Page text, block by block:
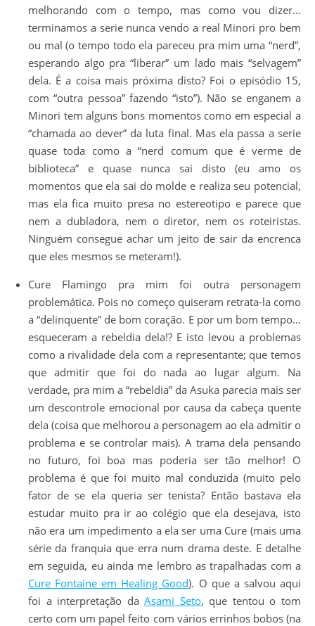
melhorando com o tempo, mas como vou dizer…
terminamos a serie nunca vendo a real Minori pro bem
ou mal (o tempo todo ela pareceu pra mim uma “nerd”,
esperando algo pra “liberar” um lado mais “selvagem”
dela. É a coisa mais próxima disto? Foi o episódio 15,
com “outra pessoa” fazendo “isto”). Não se enganem a
Minori tem alguns bons momentos como em especial a
“chamada ao dever” da luta final. Mas ela passa a serie
quase toda como a “nerd comum que é verme de
biblioteca” e quase nunca sai disto (eu amo os
momentos que ela sai do molde e realiza seu potencial,
mas ela fica muito presa no estereotipo e parece que
nem a dubladora, nem o diretor, nem os roteiristas.
Ninguém consegue achar um jeito de sair da encrenca
que eles mesmos se meteram!).
Cure Flamingo pra mim foi outra personagem
problemática. Pois no começo quiseram retrata-la como
a “delinquente” de bom coração. E por um bom tempo…
esqueceram a rebeldia dela!? E isto levou a problemas
como a rivalidade dela com a representante; que temos
que admitir que foi do nada ao lugar algum. Na
verdade, pra mim a “rebeldia” da Asuka parecia mais ser
um descontrole emocional por causa da cabeça quente
dela (coisa que melhorou a personagem ao ela admitir o
problema e se controlar mais). A trama dela pensando
no futuro, foi boa mas poderia ser tão melhor! O
problema é que foi muito mal conduzida (muito pelo
fator de se ela queria ser tenista? Então bastava ela
estudar muito pra ir ao colégio que ela desejava, isto
não era um impedimento a ela ser uma Cure (mais uma
série da franquia que erra num drama deste. E detalhe
em seguida, eu ainda me lembro as trapalhadas com a
Cure Fontaine em Healing Good). O que a salvou aqui
foi a interpretação daAsami Seto, que tentou o tom
certo com um papel feito com vários errinhos bobos (na